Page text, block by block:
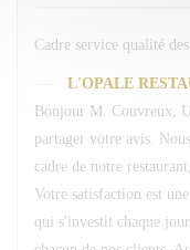
Cadre service qualité
L'OPALE
Bonjour M. Couvreux,
partager votre avis.
cadre de notre
Votre satisfaction est
qui s'investit chaque